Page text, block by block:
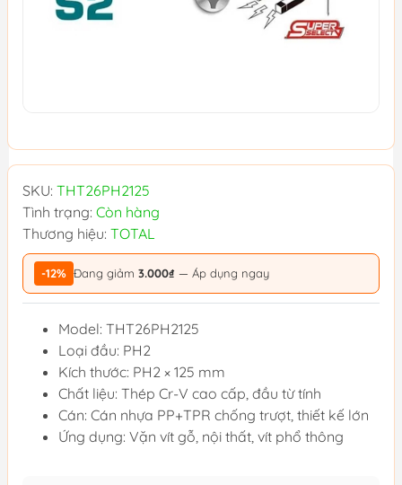
SKU: THT26PH2125
Tình trạng: Còn hàng
Thương hiệu: TOTAL
-12% Đang giảm 3.000₫ — Áp dụng ngay
Model: THT26PH2125
Loại đầu: PH2
Kích thước: PH2 × 125 mm
Chất liệu: Thép Cr-V cao cấp, đầu từ tính
Cán: Cán nhựa PP+TPR chống trượt, thiết kế lớn
Ứng dụng: Vặn vít gỗ, nội thất, vít phổ thông